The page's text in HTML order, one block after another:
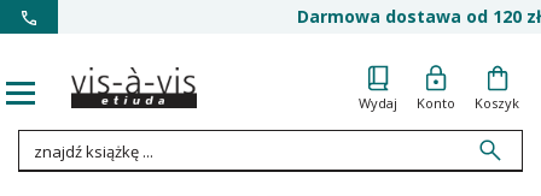
Darmowa dostawa od 120 zł
Wydaj Konto Koszyk